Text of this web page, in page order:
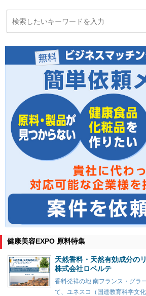
健康美容EXPO 原料特集
天然香料・天然有効成分の
株式会社ロベルテ
香料発祥の地 南フランス・グラ
て、ユネスコ（国連教育科学文